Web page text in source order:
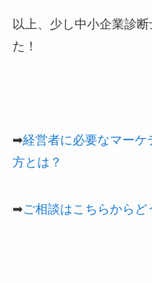
以上、少し中小企業診
た！
➡経営者に必要なマーケ
方とは？
➡ご相談はこちらからど